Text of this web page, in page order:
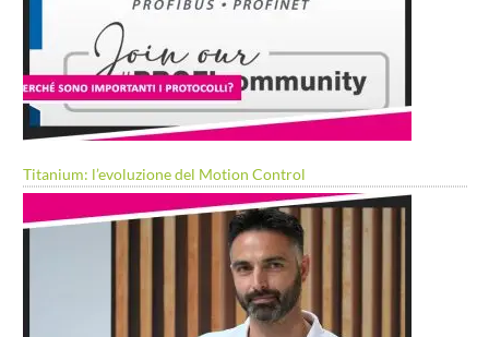
Titanium: l’evoluzione del Motion Control